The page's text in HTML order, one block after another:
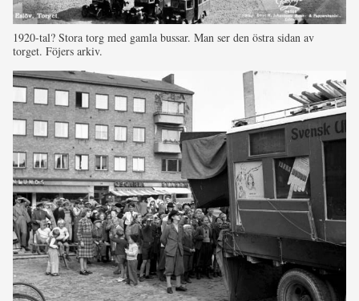
1920-tal? Stora torg med gamla bussar. Man ser den östra sidan av
torget. Föjers arkiv.